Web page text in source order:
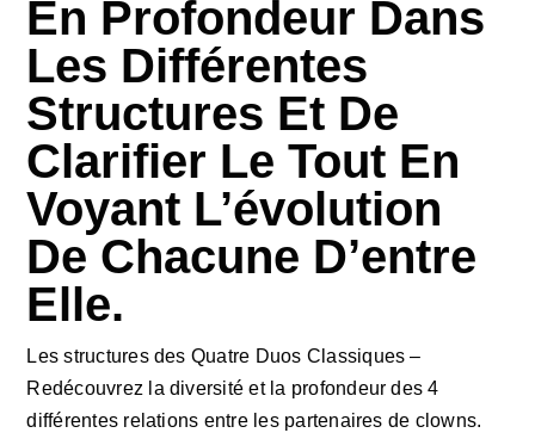
En Profondeur Dans
Les Différentes
Structures Et De
Clarifier Le Tout En
Voyant L’évolution
De Chacune D’entre
Elle.
Les structures des Quatre Duos Classiques –
Redécouvrez la diversité et la profondeur des 4
différentes relations entre les partenaires de clowns.